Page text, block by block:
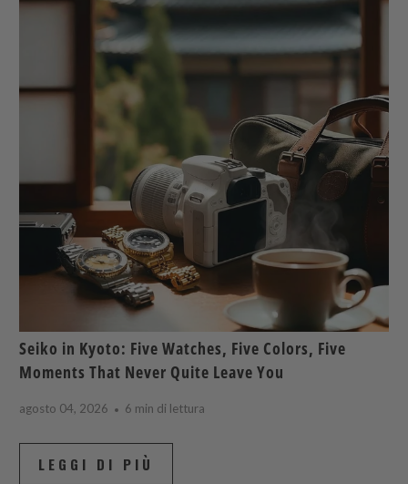
Seiko in Kyoto: Five Watches, Five Colors, Five
Moments That Never Quite Leave You
agosto 04, 2026 6 min di lettura
LEGGI DI PIÙ